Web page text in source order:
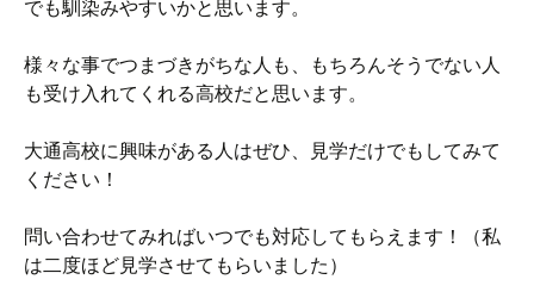
でも馴染みやすいかと思います。
様々な事でつまづきがちな人も、もちろんそうでない人
も受け入れてくれる高校だと思います。
大通高校に興味がある人はぜひ、見学だけでもしてみて
ください！
問い合わせてみればいつでも対応してもらえます！（私
は二度ほど見学させてもらいました）